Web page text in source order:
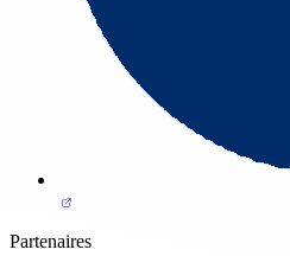
Partenaires